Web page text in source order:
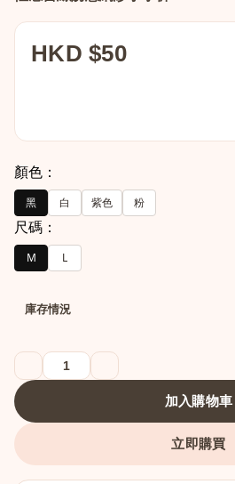
HKD $50
顏色：
黑 白 紫色 粉
尺碼：
M L
庫存情況
加入購物車
立即購買